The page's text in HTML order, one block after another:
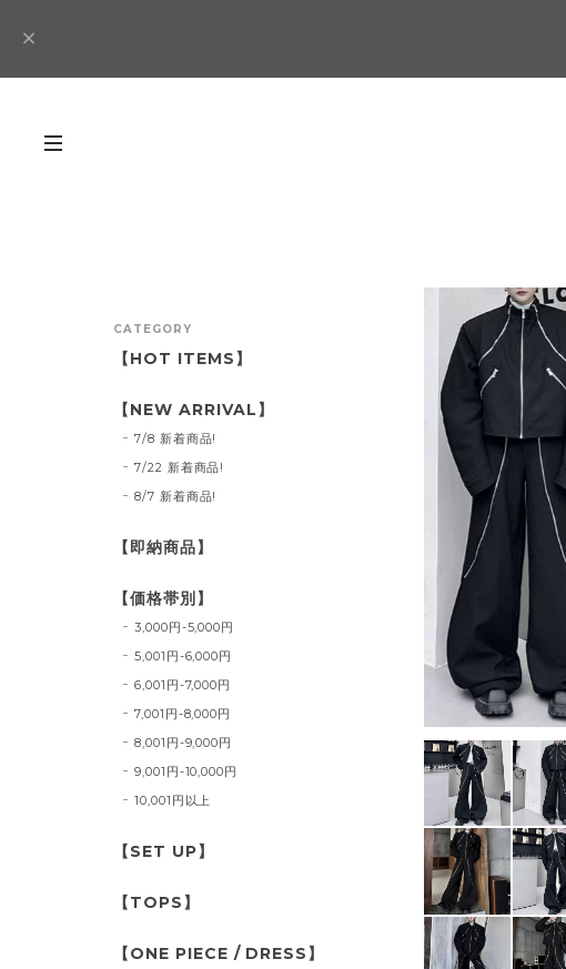
CATEGORY
【HOT ITEMS】
【NEW ARRIVAL】
7/8 新着商品!
7/22 新着商品!
8/7 新着商品!
【即納商品】
【価格帯別】
3,000円-5,000円
5,001円-6,000円
6,001円-7,000円
7,001円-8,000円
8,001円-9,000円
9,001円-10,000円
10,001円以上
【SET UP】
【TOPS】
【ONE PIECE / DRESS】